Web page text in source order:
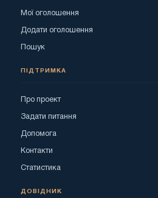
Мої оголошення
Додати оголошення
Пошук
ПІДТРИМКА
Про проект
Задати питання
Допомога
Контакти
Статистика
ДОВІДНИК